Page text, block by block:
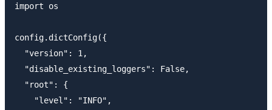
import os
config.dictConfig({
  "version": 1,
  "disable_existing_loggers": False,
  "root": {
    "level": "INFO",